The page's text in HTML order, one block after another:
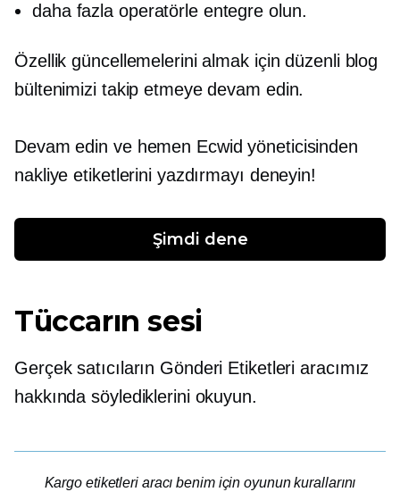
daha fazla operatörle entegre olun.
Özellik güncellemelerini almak için düzenli blog
bültenimizi takip etmeye devam edin.
Devam edin ve hemen Ecwid yöneticisinden
nakliye etiketlerini yazdırmayı deneyin!
Şimdi dene
Tüccarın sesi
Gerçek satıcıların Gönderi Etiketleri aracımız
hakkında söylediklerini okuyun.
Kargo etiketleri aracı benim için oyunun kurallarını